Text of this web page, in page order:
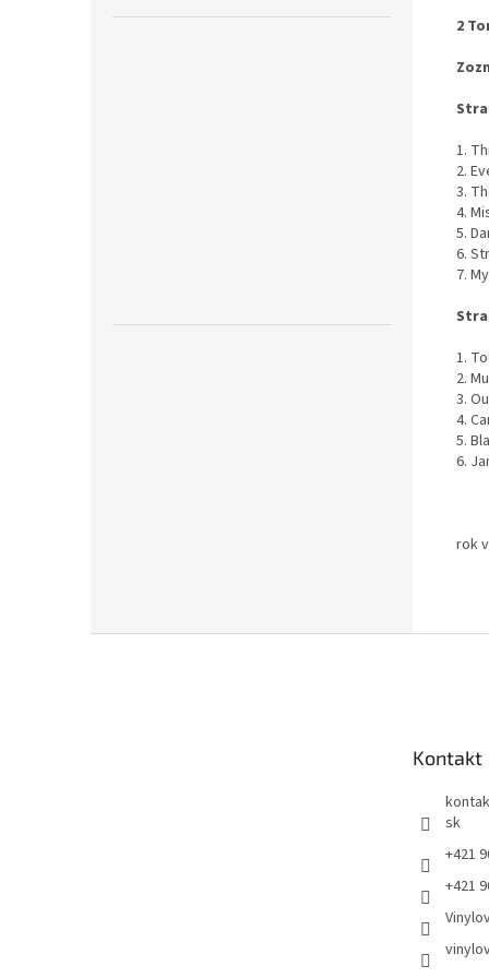
2
1.
2.
3.
4.
5.
6.
7.
1.
2.
3.
4.
5.
6.
rok
Kontakt
sk
+421
+421